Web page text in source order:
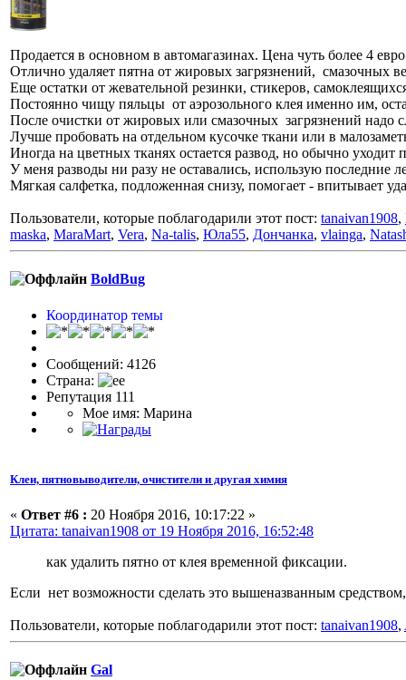
Продается в основном в автомагазинах. Цена чуть более 4
Отлично удаляет пятна от жировых загрязнений, смазочных
Еще остатки от жевательной резинки, стикеров,
Постоянно чищу пяльцы от аэрозольного клея именно им,
После очистки от жировых или смазочных загрязнений надо
Лучше пробовать на отдельном кусочке ткани или в
Иногда на цветных тканях остается развод, но обычно уходит
У меня разводы ни разу не оставались, использую последние
Мягкая салфетка, подложенная снизу, помогает - впитывает
Пользователи, которые поблагодарили этот пост: tanaivan1908,
maska, MaraMart, Vera, Na-talis, Юла55, Дончанка, vlainga,
BoldBug
Координатор темы
Сообщений: 4126
Страна:
Репутация 111
Мое имя: Марина
Клеи, пятновыводители, очистители и другая химия
« Ответ #6 : 20 Ноября 2016, 10:17:22 »
Цитата: tanaivan1908 от 19 Ноября 2016, 16:52:48
как удалить пятно от клея временной фиксации.
Если нет возможности сделать это вышеназванным
Пользователи, которые поблагодарили этот пост: tanaivan1908,
Gal